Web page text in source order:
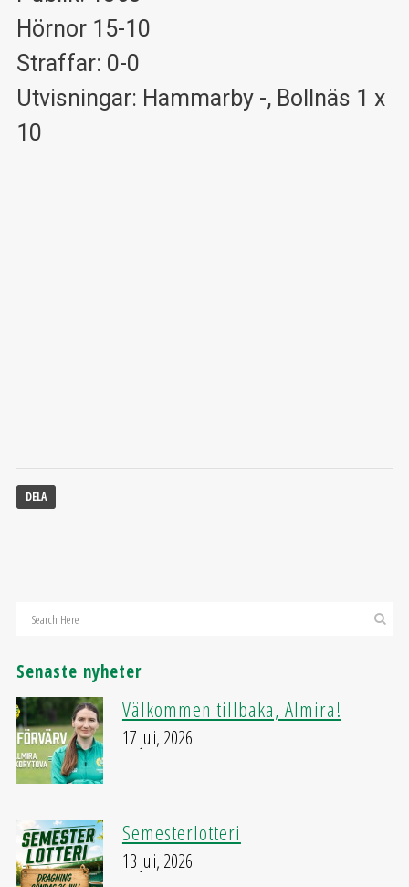
Hörnor 15-10
Straffar: 0-0
Utvisningar: Hammarby -, Bollnäs 1 x
10
DELA
Senaste nyheter
Välkommen tillbaka, Almira!
17 juli, 2026
Semesterlotteri
13 juli, 2026